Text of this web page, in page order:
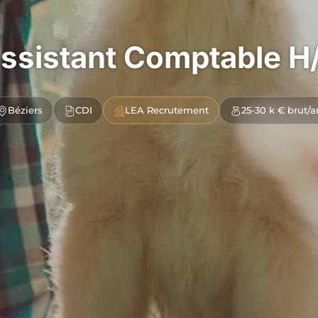
Comptable
Béziers CDI LEA Recrutement 25-30 k € brut/